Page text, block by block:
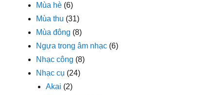
Mùa hè (6)
Mùa thu (31)
Mùa đông (8)
Ngựa trong âm nhạc (6)
Nhạc công (8)
Nhạc cụ (24)
Akai (2)